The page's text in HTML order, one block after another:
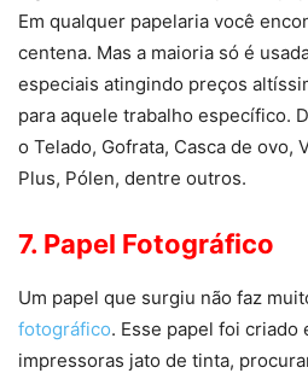
Em qualquer papelaria você
centena. Mas a maioria só é
especiais atingindo preços
para aquele trabalho específico.
o Telado, Gofrata, Casca de ovo,
Plus, Pólen, dentre outros.
7. Papel Fotográfico
Um papel que surgiu não faz
fotográfico. Esse papel foi criado
impressoras jato de tinta,